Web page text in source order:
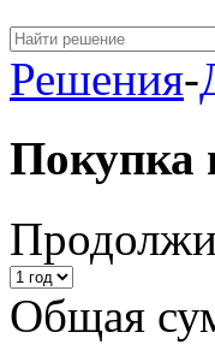
Решения-
Покупка
Общая